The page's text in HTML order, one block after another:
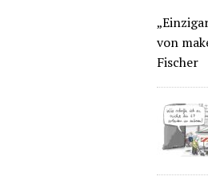
von
Fischer